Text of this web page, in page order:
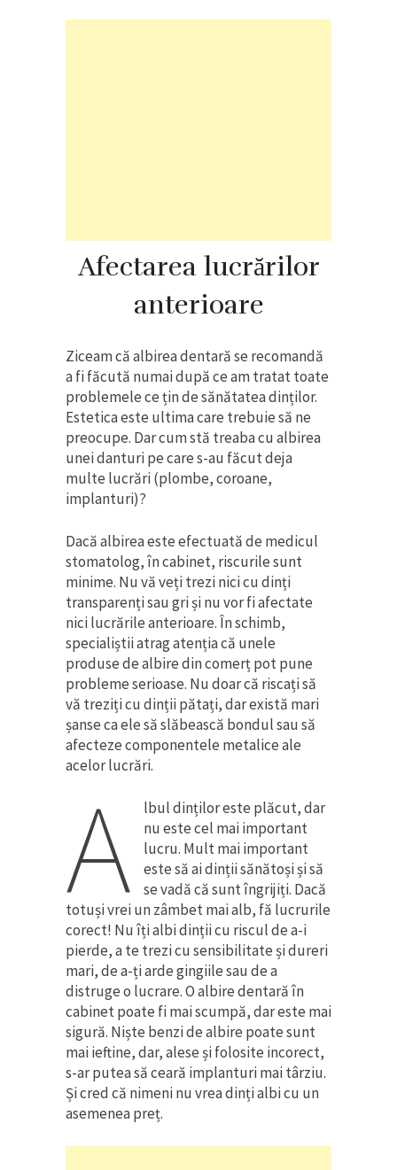
Afectarea lucrărilor
anterioare
Ziceam că albirea dentară se recomandă
a fi făcută numai după ce am tratat toate
problemele ce țin de sănătatea dinților.
Estetica este ultima care trebuie să ne
preocupe. Dar cum stă treaba cu albirea
unei danturi pe care s-au făcut deja
multe lucrări (plombe, coroane,
implanturi)?
Dacă albirea este efectuată de medicul
stomatolog, în cabinet, riscurile sunt
minime. Nu vă veți trezi nici cu dinți
transparenți sau gri și nu vor fi afectate
nici lucrările anterioare. În schimb,
specialiștii atrag atenția că unele
produse de albire din comerț pot pune
probleme serioase. Nu doar că riscați să
vă treziți cu dinții pătați, dar există mari
șanse ca ele să slăbească bondul sau să
afecteze componentele metalice ale
acelor lucrări.
A
lbul dinților este plăcut, dar
nu este cel mai important
lucru. Mult mai important
este să ai dinții sănătoși și să
se vadă că sunt îngrijiți. Dacă
totuși vrei un zâmbet mai alb, fă lucrurile
corect! Nu îți albi dinții cu riscul de a-i
pierde, a te trezi cu sensibilitate și dureri
mari, de a-ți arde gingiile sau de a
distruge o lucrare. O albire dentară în
cabinet poate fi mai scumpă, dar este mai
sigură. Niște benzi de albire poate sunt
mai ieftine, dar, alese și folosite incorect,
s-ar putea să ceară implanturi mai târziu.
Și cred că nimeni nu vrea dinți albi cu un
asemenea preț.